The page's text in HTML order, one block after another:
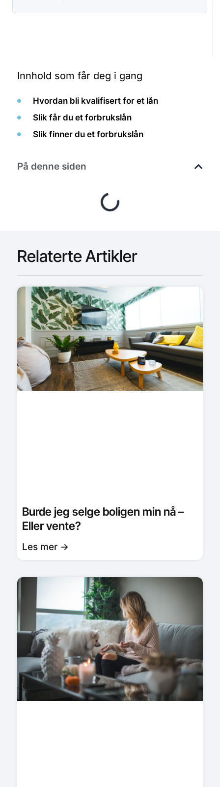
Innhold som får deg i gang
Hvordan bli kvalifisert for et lån
Slik får du et forbrukslån
Slik finner du et forbrukslån
På denne siden
Relaterte Artikler
Burde jeg selge boligen min nå –
Eller vente?
Les mer ->